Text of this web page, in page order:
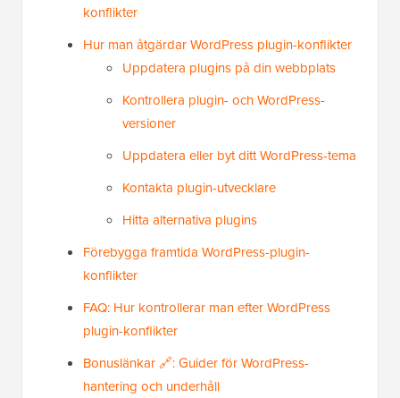
konflikter
Hur man åtgärdar WordPress plugin-konflikter
Uppdatera plugins på din webbplats
Kontrollera plugin- och WordPress-
versioner
Uppdatera eller byt ditt WordPress-tema
Kontakta plugin-utvecklare
Hitta alternativa plugins
Förebygga framtida WordPress-plugin-
konflikter
FAQ: Hur kontrollerar man efter WordPress
plugin-konflikter
Bonuslänkar 🔗: Guider för WordPress-
hantering och underhåll